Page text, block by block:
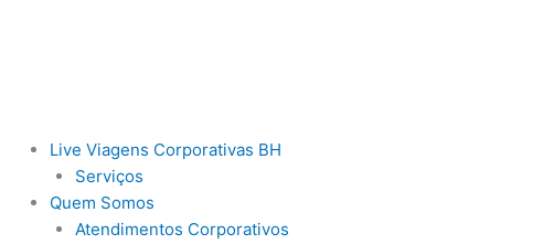
Live Viagens Corporativas BH
Serviços
Quem Somos
Atendimentos Corporativos